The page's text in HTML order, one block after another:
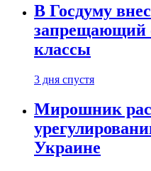
В Госдуму
запрещающий
классы
3 дня спустя
Мирошник
Украине